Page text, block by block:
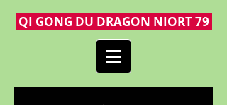
QI GONG DU DRAGON NIORT 79